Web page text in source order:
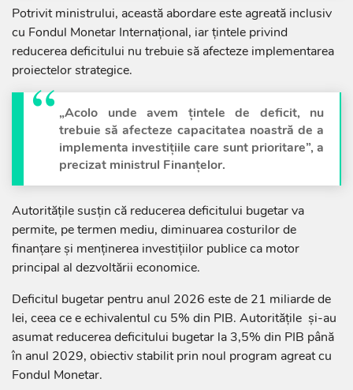
Potrivit ministrului, această abordare este agreată inclusiv
cu Fondul Monetar Internațional, iar țintele privind
reducerea deficitului nu trebuie să afecteze implementarea
proiectelor strategice.
„Acolo unde avem țintele de deficit, nu
trebuie să afecteze capacitatea noastră de a
implementa investițiile care sunt prioritare”, a
precizat ministrul Finanțelor.
Autoritățile susțin că reducerea deficitului bugetar va
permite, pe termen mediu, diminuarea costurilor de
finanțare și menținerea investițiilor publice ca motor
principal al dezvoltării economice.
Deficitul bugetar pentru anul 2026 este de 21 miliarde de
lei, ceea ce e echivalentul cu 5% din PIB. Autoritățile și-au
asumat reducerea deficitului bugetar la 3,5% din PIB până
în anul 2029, obiectiv stabilit prin noul program agreat cu
Fondul Monetar.